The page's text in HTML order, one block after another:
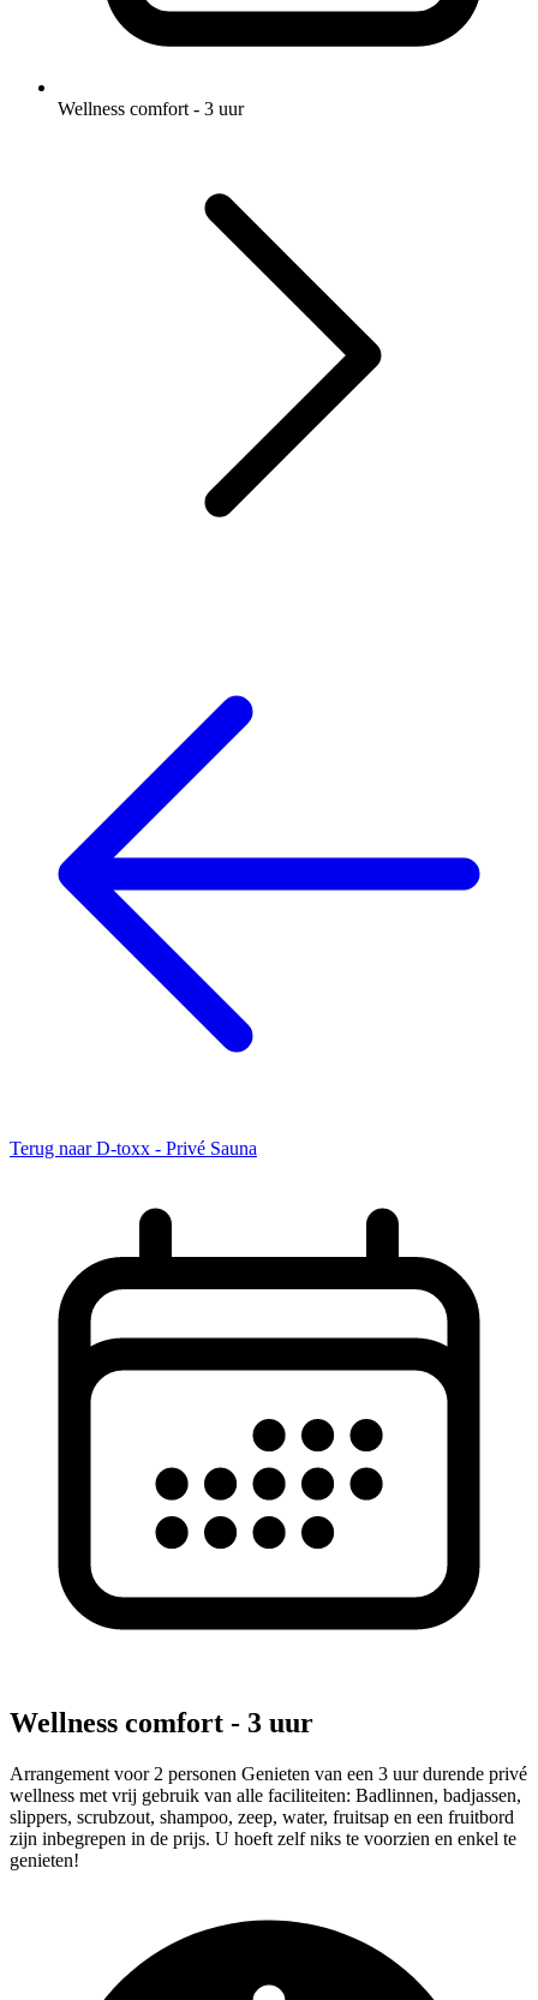
Wellness comfort - 3 uur
Terug naar D-toxx - Privé Sauna
Wellness comfort - 3 uur
Arrangement voor 2 personen Genieten van een 3 uur durende privé
wellness met vrij gebruik van alle faciliteiten: Badlinnen, badjassen,
slippers, scrubzout, shampoo, zeep, water, fruitsap en een fruitbord
zijn inbegrepen in de prijs. U hoeft zelf niks te voorzien en enkel te
genieten!